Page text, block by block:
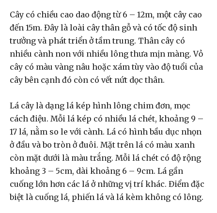
Cây có chiều cao dao động từ 6 – 12m, một cây cao
đến 15m. Đây là loài cây thân gỗ và có tốc độ sinh
trưởng và phát triển ở tầm trung. Thân cây có
nhiều cành non với nhiều lông thưa mịn màng. Vỏ
cây có màu vàng nâu hoặc xám tùy vào độ tuổi của
cây bên cạnh đó còn có vết nứt dọc thân.
Lá cây là dạng lá kép hình lông chim đơn, mọc
cách điệu. Mỗi lá kép có nhiều lá chét, khoảng 9 –
17 lá, nằm so le với cành. Lá có hình bầu dục nhọn
ở đầu và bo tròn ở đuôi. Mặt trên lá có màu xanh
còn mặt dưới là màu trắng. Mỗi lá chét có độ rộng
khoảng 3 – 5cm, dài khoảng 6 – 9cm. Lá gần
cuống lớn hơn các lá ở những vị trí khác. Điểm đặc
biệt là cuống lá, phiến lá và lá kèm không có lông.